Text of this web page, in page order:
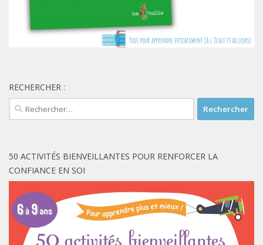
RECHERCHER :
Rechercher :
50 ACTIVITÉS BIENVEILLANTES POUR RENFORCER LA
CONFIANCE EN SOI